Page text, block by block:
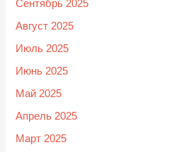
Сентябрь 2025
Август 2025
Июль 2025
Июнь 2025
Май 2025
Апрель 2025
Март 2025